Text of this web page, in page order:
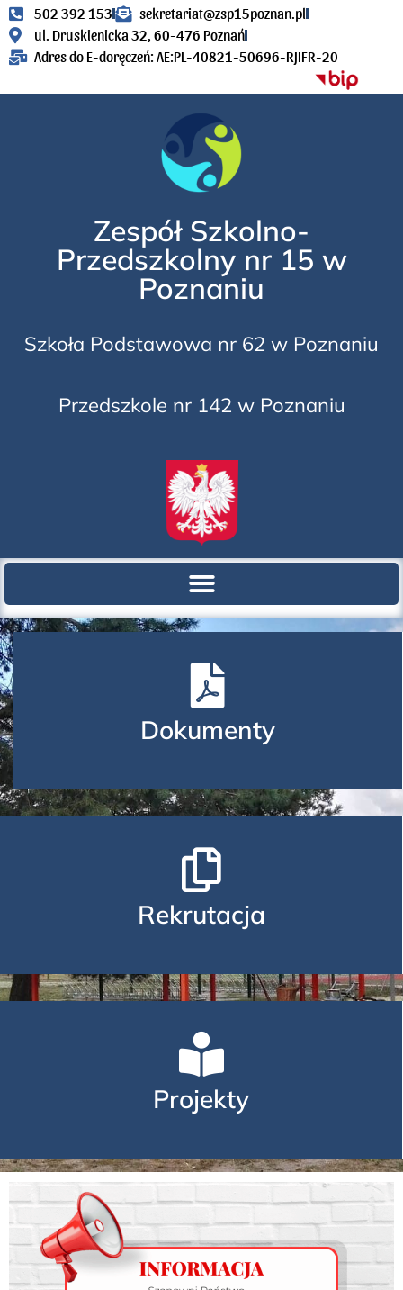
502 392 153
sekretariat@zsp15poznan.pl
ul. Druskienicka 32, 60-476 Poznań
Adres do E-doręczeń: AE:PL-40821-50696-RJIFR-20
Zespół Szkolno-
Przedszkolny nr 15 w
Poznaniu
Szkoła Podstawowa nr 62 w Poznaniu
Przedszkole nr 142 w Poznaniu
Dokumenty
Rekrutacja
Projekty